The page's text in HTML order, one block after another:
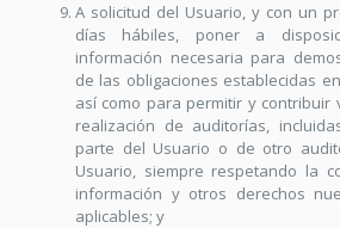
A solicitud del Usuario, y con un
días hábiles, poner a
información necesaria para
de las obligaciones establecidas
así como para permitir y contribuir
realización de auditorías,
parte del Usuario o de otro
Usuario, siempre respetando la
información y otros derechos
aplicables; y